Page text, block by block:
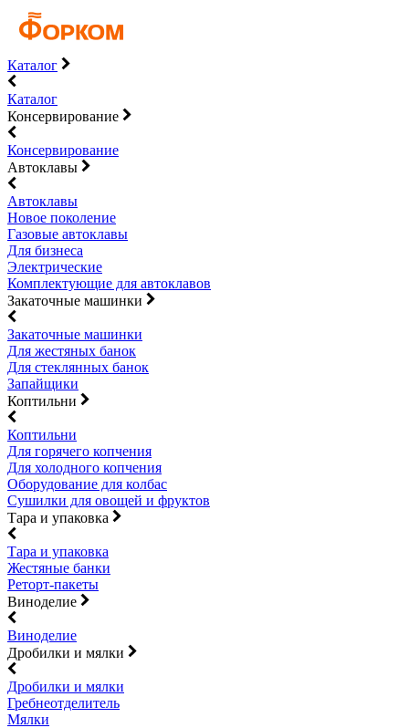
Каталог
Каталог
Консервирование
Консервирование
Автоклавы
Автоклавы
Новое поколение
Газовые автоклавы
Для бизнеса
Электрические
Комплектующие для автоклавов
Закаточные машинки
Закаточные машинки
Для жестяных банок
Для стеклянных банок
Запайщики
Коптильни
Коптильни
Для горячего копчения
Для холодного копчения
Оборудование для колбас
Сушилки для овощей и фруктов
Тара и упаковка
Тара и упаковка
Жестяные банки
Реторт-пакеты
Виноделие
Виноделие
Дробилки и мялки
Дробилки и мялки
Гребнеотделитель
Мялки